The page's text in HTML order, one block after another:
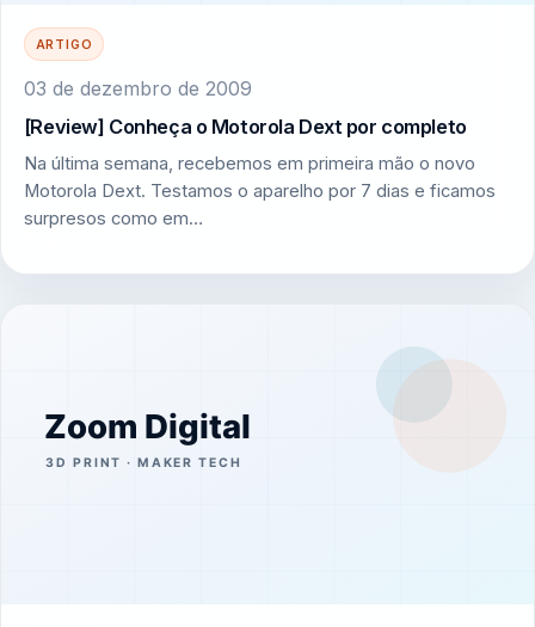
ARTIGO
03 de dezembro de 2009
[Review] Conheça o Motorola Dext por completo
Na última semana, recebemos em primeira mão o novo
Motorola Dext. Testamos o aparelho por 7 dias e ficamos
surpresos como em…